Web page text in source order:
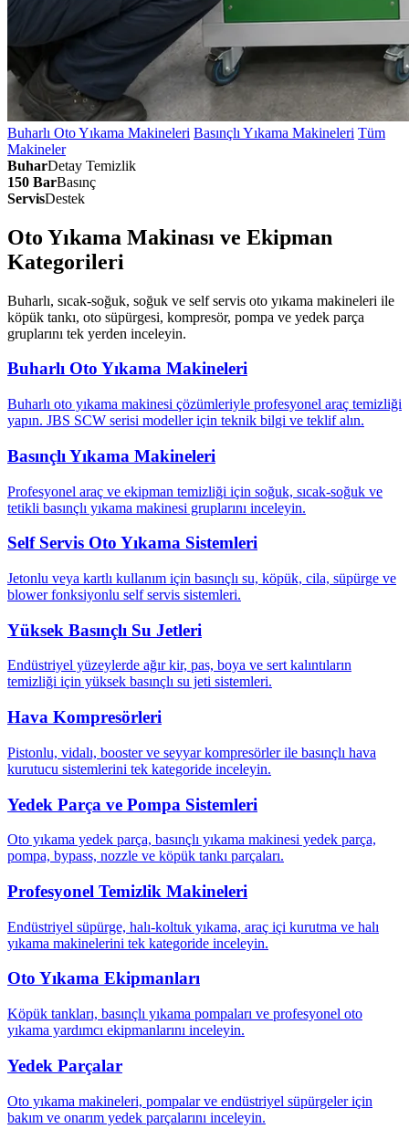
Buharlı Oto Yıkama Makineleri Basınçlı Yıkama Makineleri Tüm
Makineler
BuharDetay Temizlik
150 BarBasınç
ServisDestek
Oto Yıkama Makinası ve Ekipman
Kategorileri
Buharlı, sıcak-soğuk, soğuk ve self servis oto yıkama makineleri ile
köpük tankı, oto süpürgesi, kompresör, pompa ve yedek parça
gruplarını tek yerden inceleyin.
Buharlı Oto Yıkama Makineleri
Buharlı oto yıkama makinesi çözümleriyle profesyonel araç temizliği
yapın. JBS SCW serisi modeller için teknik bilgi ve teklif alın.
Basınçlı Yıkama Makineleri
Profesyonel araç ve ekipman temizliği için soğuk, sıcak-soğuk ve
tetikli basınçlı yıkama makinesi gruplarını inceleyin.
Self Servis Oto Yıkama Sistemleri
Jetonlu veya kartlı kullanım için basınçlı su, köpük, cila, süpürge ve
blower fonksiyonlu self servis sistemleri.
Yüksek Basınçlı Su Jetleri
Endüstriyel yüzeylerde ağır kir, pas, boya ve sert kalıntıların
temizliği için yüksek basınçlı su jeti sistemleri.
Hava Kompresörleri
Pistonlu, vidalı, booster ve seyyar kompresörler ile basınçlı hava
kurutucu sistemlerini tek kategoride inceleyin.
Yedek Parça ve Pompa Sistemleri
Oto yıkama yedek parça, basınçlı yıkama makinesi yedek parça,
pompa, bypass, nozzle ve köpük tankı parçaları.
Profesyonel Temizlik Makineleri
Endüstriyel süpürge, halı-koltuk yıkama, araç içi kurutma ve halı
yıkama makinelerini tek kategoride inceleyin.
Oto Yıkama Ekipmanları
Köpük tankları, basınçlı yıkama pompaları ve profesyonel oto
yıkama yardımcı ekipmanlarını inceleyin.
Yedek Parçalar
Oto yıkama makineleri, pompalar ve endüstriyel süpürgeler için
bakım ve onarım yedek parçalarını inceleyin.